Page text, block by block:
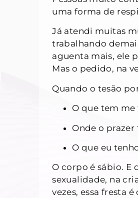
uma forma de
Já atendi muitas
trabalhando
aguenta mais, ele
Mas o pedido, na
Quando o tesão
O que tem me
Onde o
O que eu
O corpo é sábio. E
sexualidade, na
vezes, essa fresta é